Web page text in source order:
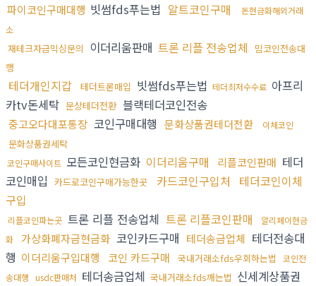
파이코인구매대행 빗썸fds푸는법 알트코인구매
돈현금화해외거래
소
재테크자금믹싱문의 이더리움판매 트론 리플 전송업체
밈코인전송대
행
테더개인지갑 테더트론매입 빗썸fds푸는법 테더최저수수료 아프리
카tv돈세탁 문상테더전환 블랙테더코인전송
중고오다대포통장 코인구매대행 문화상품권테더전환 이체코인
문화상품권세탁
코인구매사이트 모든코인현금화 이더리움구매 리플코인판매 테더
코인매입 카드로코인구매가능한곳 카드코인구입처
테더코인이체
구입
리플코인파는곳 트론 리플 전송업체 트론 리플코인판매
알리페이현금
화
가상화폐자금현금화 코인카드구매 테더송금업체 테더전송대
행 이더리움구입대행 코인 카드구매 국내거래소fds우회하는법
코인전
송대행 usdc판매처 테더송금업체 국내거래소fds깨는법 신세계상품권